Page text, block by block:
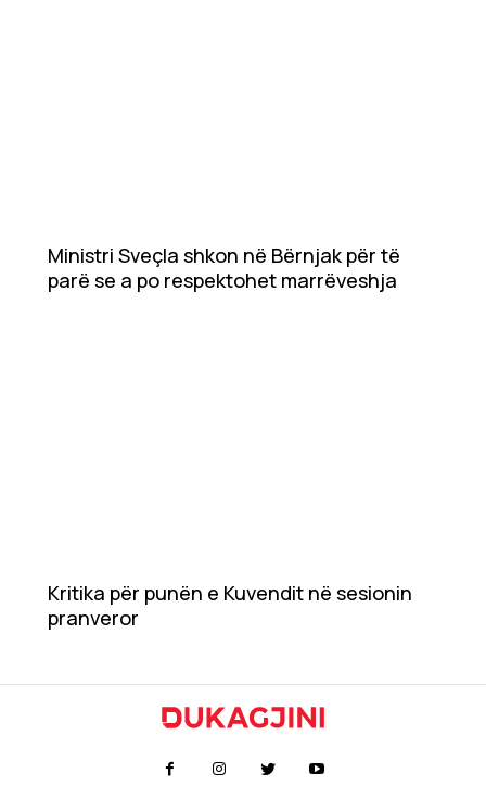
Ministri Sveçla shkon në Bërnjak për të
parë se a po respektohet marrëveshja
Kritika për punën e Kuvendit në sesionin
pranveror